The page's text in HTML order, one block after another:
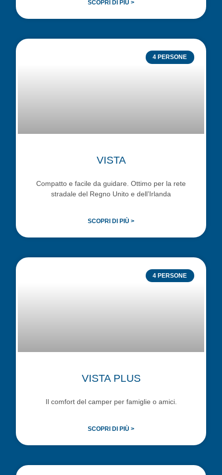
SCOPRI DI PIÙ >
4 PERSONE
VISTA
Compatto e facile da guidare. Ottimo per la rete
stradale del Regno Unito e dell’Irlanda
SCOPRI DI PIÙ >
4 PERSONE
VISTA PLUS
Il comfort del camper per famiglie o amici.
SCOPRI DI PIÙ >